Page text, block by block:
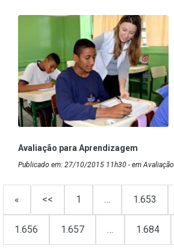
Avaliação para Aprendizagem
Publicado em: 27/10/2015 11h30 - em Avaliação
« << 1 … 1.653
1.656 1.657 … 1.684